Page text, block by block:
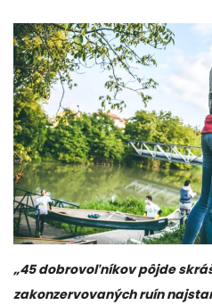
„45 dobrovoľníkov pôjde
zakonzervovaných ruín